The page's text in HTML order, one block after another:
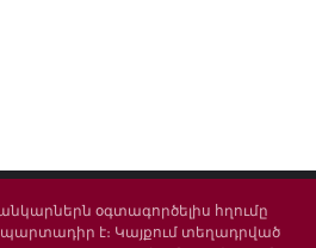
օգտագործելիս հղումը
պարտադիր է։ Կայքում տեղադրված